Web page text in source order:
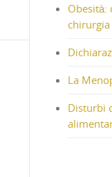
Obesità:
La
Disturbi